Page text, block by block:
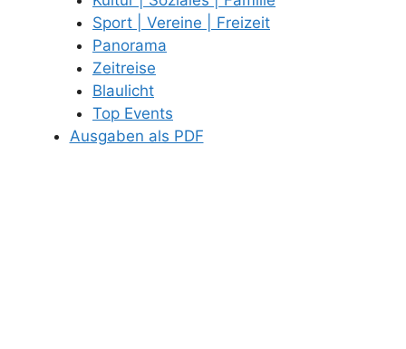
Sport | Vereine | Freizeit
Panorama
Zeitreise
Blaulicht
Top Events
Ausgaben als PDF